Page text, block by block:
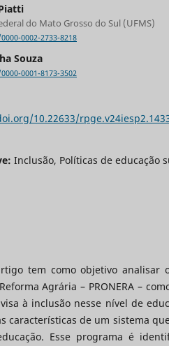
do Mato Grosso do Sul (UFMS)
0002-2733-8218
Souza
0001-8173-3502
10.22633/
Inclusão, Políticas de educação
tem como objetivo analisar
Agrária – PRONERA –
à inclusão nesse nível de
características de um sistema
Esse programa é